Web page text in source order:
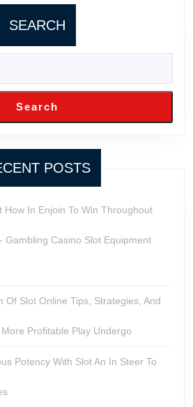
SEARCH
Search
POSTS
How In Enjoin To Win Throughout
Gambling Casino Slot Equipment
Of Slot Online Tips, Strategies, And
Profitable Play Undergo
Potency With Slot An In Steer To